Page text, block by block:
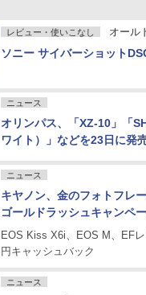
レビュー・使いこなし オール
ソニー サイバーショット
ニュース
オリンパス、「XZ-10」「
ワイト）」などを23日に発
ニュース
キヤノン、金のフォトフレ
ゴールドラッシュキャンペー
EOS Kiss X6i、EOS M、EF
円キャッシュバック
ニュース